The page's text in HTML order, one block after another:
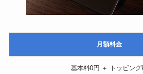
月額料金
基本料0円 ＋ トッピング